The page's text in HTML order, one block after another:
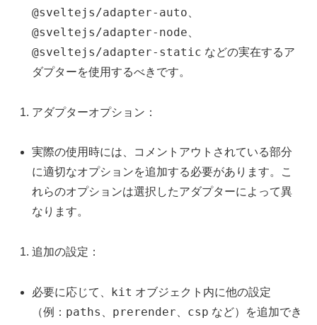
@sveltejs/adapter-auto
@sveltejs/adapter-node
@sveltejs/adapter-static などの実在するア
ダプターを使用するべきです。
アダプターオプション：
実際の使用時には、コメントアウトされている部分
に適切なオプションを追加する必要があります。こ
れらのオプションは選択したアダプターによって異
なります。
追加の設定：
必要に応じて、 kit オブジェクト内に他の設定
（例： paths prerender csp など）を追加でき